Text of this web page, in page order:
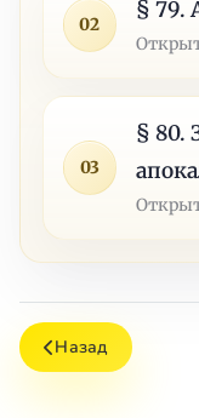
02
§ 79.
03
§ 80.
Назад